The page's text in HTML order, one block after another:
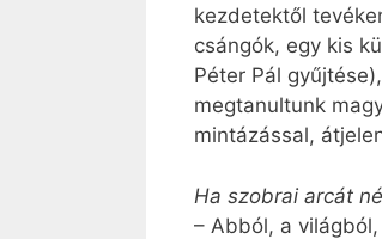
kezdetektől
csángók, egy kis
Péter Pál
megtanultunk
mintázással,
Ha szobrai arcát
– Abból, a